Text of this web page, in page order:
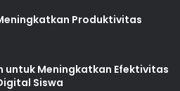
Produktivitas
untuk Meningkatkan Efektivitas
Siswa